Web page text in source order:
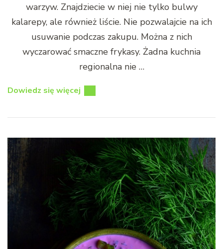
warzyw. Znajdziecie w niej nie tylko bulwy
kalarepy, ale również liście. Nie pozwalajcie na ich
usuwanie podczas zakupu. Można z nich
wyczarować smaczne frykasy. Żadna kuchnia
regionalna nie …
Dowiedz się więcej